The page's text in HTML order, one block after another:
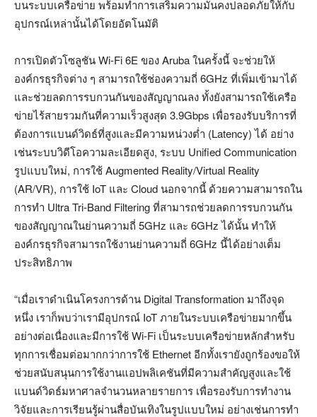
บนระบบเครือข่าย พร้อมทำการเสริมความมั่นคงปลอดภัยให้กับ
อุปกรณ์เหล่านั้นได้โดยอัตโนมัติ
การเปิดตัวโซลูชัน Wi-Fi 6E ของ Aruba ในครั้งนี้ จะช่วยให้
องค์กรธุรกิจต่าง ๆ สามารถใช้ช่องความถี่ 6GHz ที่เพิ่มเข้ามาได้
และช่วยลดการรบกวนกันของสัญญาณลง ทั้งยังสามารถใช้เครือ
ข่ายไร้สายรวมกันที่ความเร็วสูงสุด 3.9Gbps เพื่อรองรับบริการที่
ต้องการแบนด์วิดธ์ที่สูงและมีความหน่วงต่ำ (Latency) ได้ อย่าง
เช่นระบบวิดีโอความละเอียดสูง, ระบบ Unified Communication
รูปแบบใหม่, การใช้ Augmented Reality/Virtual Reality
(AR/VR), การใช้ IoT และ Cloud นอกจากนี้ ด้วยความสามารถใน
การทำ Ultra Tri-Band Filtering ที่สามารถช่วยลดการรบกวนกัน
ของสัญญาณในย่านความถี่ 5GHz และ 6GHz ได้นั้น ทำให้
องค์กรธุรกิจสามารถใช้งานย่านความถี่ 6GHz นี้ได้อย่างเต็ม
ประสิทธิภาพ
“เมื่อเราดำเนินโครงการด้าน Digital Transformation มาถึงจุด
หนึ่ง เราก็พบว่าเรามีอุปกรณ์ IoT ภายในระบบเครือข่ายมากขึ้น
อย่างต่อเนื่องและมีการใช้ Wi-Fi เป็นระบบเครือข่ายหลักสำหรับ
ทุกการเชื่อมต่อมากกว่าการใช้ Ethernet อีกทั้งเรายังถูกร้องขอให้
ช่วยสนับสนุนการใช้งานแอปพลิเคชันที่มีความสำคัญสูงและใช้
แบนด์วิดธ์มหาศาลจำนวนหลายรายการ เพื่อรองรับการทำงาน
วิจัยและการเรียนรู้ผ่านสื่อบันเทิงในรูปแบบใหม่ อย่างเช่นการทำ